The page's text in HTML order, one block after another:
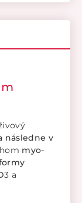
následne v
myo-
3 a